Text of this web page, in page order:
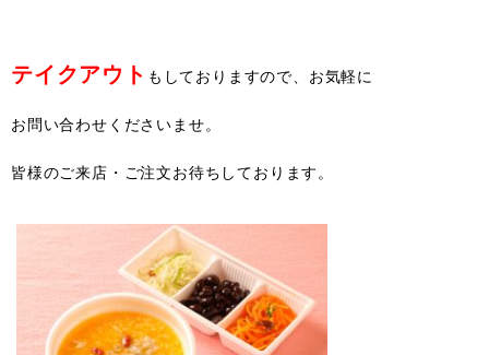
テイクアウト もしておりますので、お気軽に
お問い合わせくださいませ。
皆様のご来店・ご注文お待ちしております。